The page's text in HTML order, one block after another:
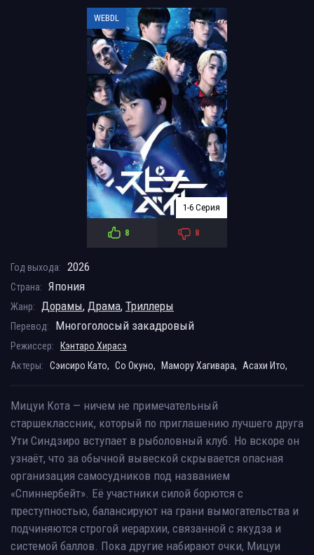
WEBDL
1-6 Серия
8 8
Год выхода: 2026
Страна: Япония
Жанр: Дорамы, Драма, Триллеры
Перевод: Многоголосый закадровый
Режиссер:
Кэнтаро Хирасэ
Актеры:
Сэисиро Като, Со Окуно, Мамору Хагивара, Асахи Ито,
Мицуи Кота — ничем не примечательный
старшеклассник, который по приглашению лучшего друга
Ути Синдзиро вступает в рыболовный клуб. Но вскоре он
узнаёт, что за обычной вывеской скрывается опасная
организация самосудников под названием
«Спиннербейт». Её участники силой борются с
преступностью, балансируют на грани вымогательства и
подчиняются строгой иерархии, связанной с якудза и
системой баллов. Пока другие набирают очки, Мицуи